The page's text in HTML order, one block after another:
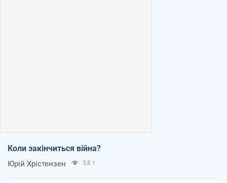
Коли закінчиться війна?
Юрій Хрістензен 3,8 т.